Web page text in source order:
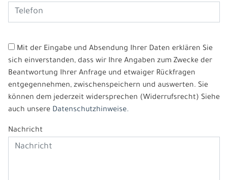
Mit der Eingabe und Absendung Ihrer Daten erklären Sie
sich einverstanden, dass wir Ihre Angaben zum Zwecke der
Beantwortung Ihrer Anfrage und etwaiger Rückfragen
entgegennehmen, zwischenspeichern und auswerten. Sie
können dem jederzeit widersprechen (Widerrufsrecht) Siehe
auch unsere Datenschutzhinweise.
Nachricht